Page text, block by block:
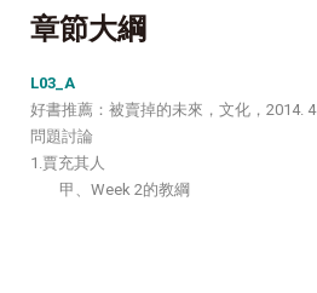
章節大綱
L03_A
好書推薦：被賣掉的未來，文化，2014. 4
問題討論
1.賈充其人
甲、Week 2的教綱